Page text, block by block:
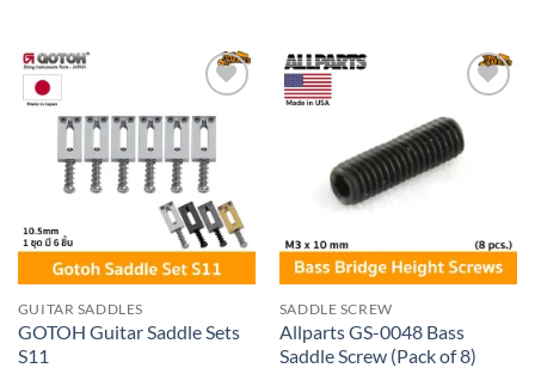
฿
Add to
wishlist
GUITAR SADDLES
GOTOH Guitar Saddle Sets
S11
wishlist
SADDLE SCREW
Allparts GS-0048 Bass
Saddle Screw (Pack of 8)